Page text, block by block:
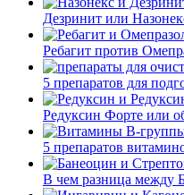
Дезринит или
Ребагит против
5 препаратов для
Редуксин Форте или
5 препаратов
В чем разница между